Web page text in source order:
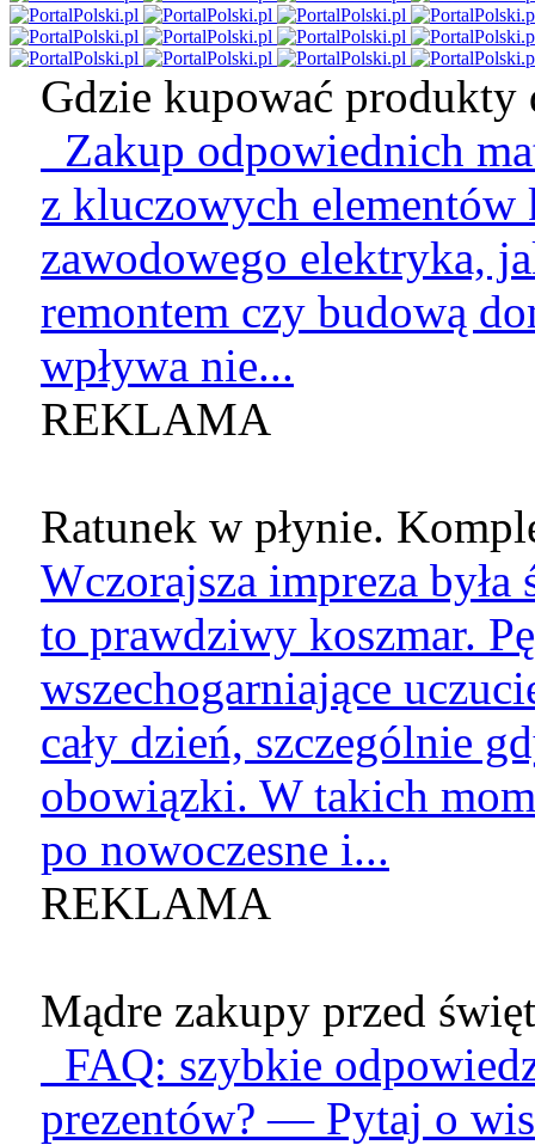
Gdzie kupować produkty
Zakup odpowiednich
z kluczowych
zawodowego elektryka,
remontem czy budową
wpływa nie...
REKLAMA
Ratunek w płynie.
Wczorajsza impreza
to prawdziwy koszmar.
wszechogarniające
cały dzień, szczególnie
obowiązki. W takich
po nowoczesne i...
REKLAMA
Mądre zakupy przed
FAQ: szybkie
prezentów? — Pytaj o